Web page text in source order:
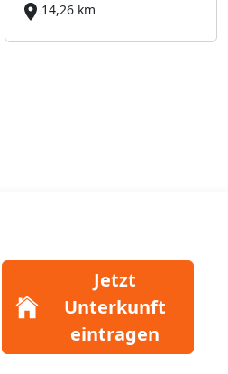
14,26 km
Jetzt
Unterkunft
eintragen